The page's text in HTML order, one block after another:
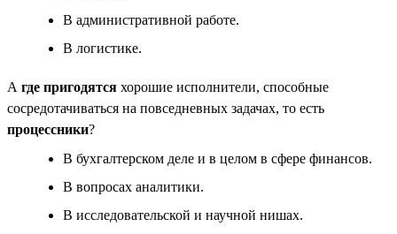
В административной работе.
В логистике.
А где пригодятся хорошие исполнители, способные
сосредотачиваться на повседневных задачах, то есть
процессники?
В бухгалтерском деле и в целом в сфере финансов.
В вопросах аналитики.
В исследовательской и научной нишах.